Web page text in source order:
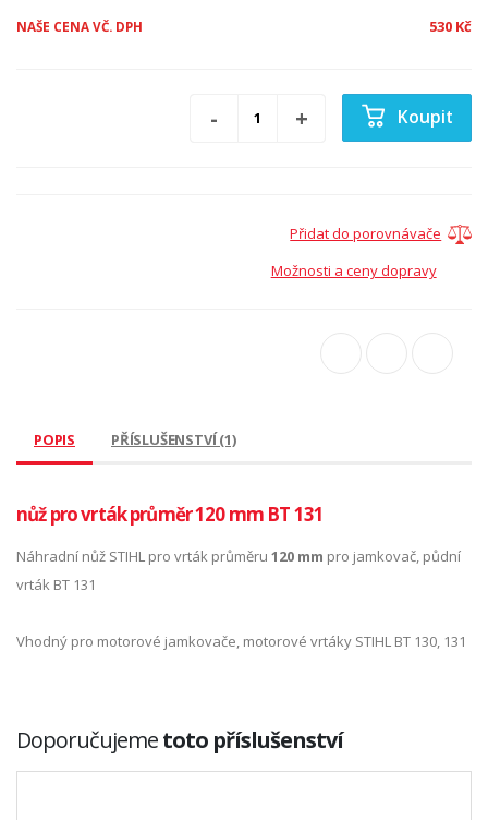
NAŠE CENA VČ. DPH 530 Kč
Koupit
Přidat do porovnávače
Možnosti a ceny dopravy
POPIS PŘÍSLUŠENSTVÍ (1)
nůž pro vrták průměr 120 mm BT 131
Náhradní nůž STIHL pro vrták průměru 120 mm pro jamkovač, půdní
vrták BT 131
Vhodný pro motorové jamkovače, motorové vrtáky STIHL BT 130, 131
Doporučujemetoto příslušenství